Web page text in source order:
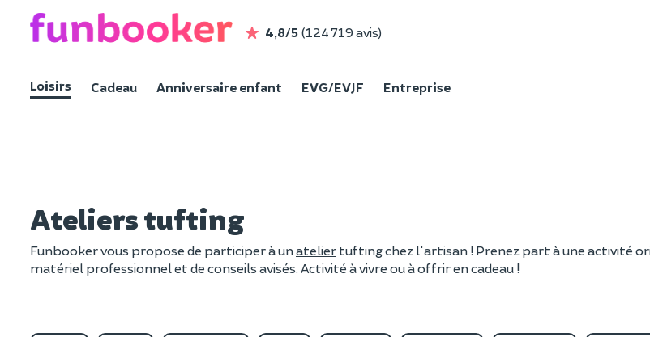
4,8/5 (124 719 avis)
Loisirs Cadeau Anniversaire enfant EVG/EVJF Entreprise
Ateliers tufting
Funbooker vous propose de participer à unatelier tufting chez l'artisan ! Prenez part à une activité
matériel professionnel et de conseils avisés. Activité à vivre ou à offrir en cadeau !